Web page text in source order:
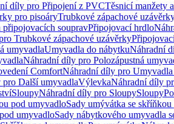
díly pro Připojení z PVCTěsnicí manžety
pro pisoáryTrubkové zápachové
soupravPřipojovací hrdlo
Trubkové zápachové uzávěrky
umyvadlaUmyvadla do nábytkuNáhradní
Náhradní díly pro Polozápustná
ComfortNáhradní díly pro
Další umyvadlaVýlevkaNáhradní díly
SloupyNáhradní díly pro SloupySloupy
pod umyvadloSady umývátka se
umyvadloSady nábytkového umyvadla